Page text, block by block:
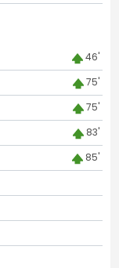
46'
75'
75'
83'
85'